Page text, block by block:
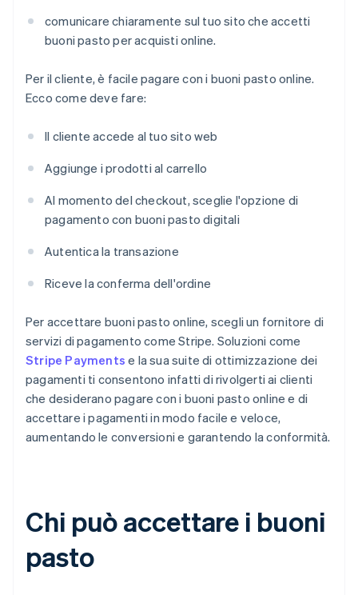
comunicare chiaramente sul tuo sito che accetti
buoni pasto per acquisti online.
Per il cliente, è facile pagare con i buoni pasto online.
Ecco come deve fare:
Il cliente accede al tuo sito web
Aggiunge i prodotti al carrello
Al momento del checkout, sceglie l'opzione di
pagamento con buoni pasto digitali
Autentica la transazione
Riceve la conferma dell'ordine
Per accettare buoni pasto online, scegli un fornitore di
servizi di pagamento come Stripe. Soluzioni come
Stripe Payments e la sua suite di ottimizzazione dei
pagamenti ti consentono infatti di rivolgerti ai clienti
che desiderano pagare con i buoni pasto online e di
accettare i pagamenti in modo facile e veloce,
aumentando le conversioni e garantendo la conformità.
Chi può accettare i buoni
pasto